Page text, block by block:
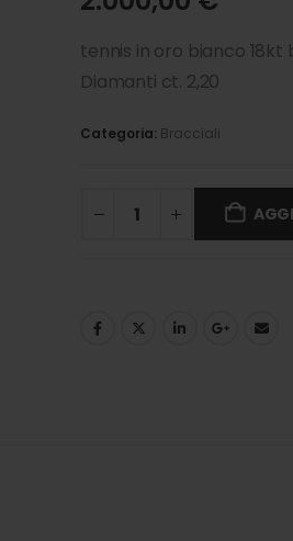
tennis in oro bianco
Diamanti ct. 2,20
Categoria: Bracciali